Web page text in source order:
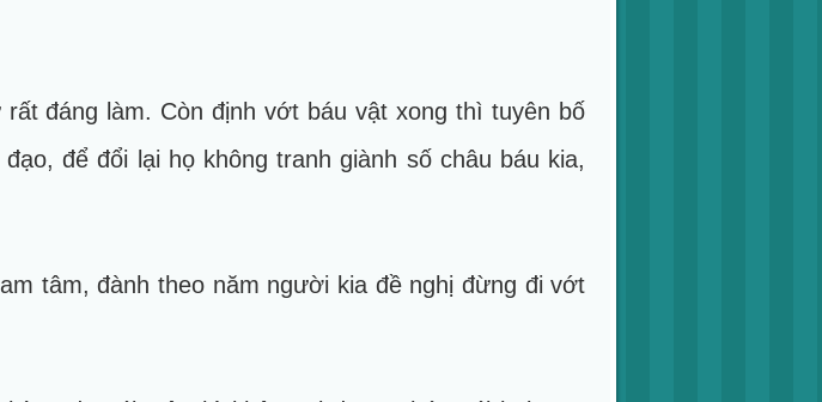
đáng làm. Còn định vớt báu vật xong thì tuyên bố
để đổi lại họ không tranh giành số châu báu kia,
tâm, đành theo năm người kia đề nghị đừng đi vớt